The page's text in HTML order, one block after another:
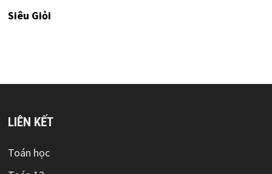
Siêu Giỏi
LIÊN KẾT
Toán học